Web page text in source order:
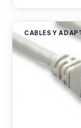
CABLES Y